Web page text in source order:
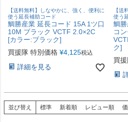
【送料無料】しなやかに、強く、便利に
使う延長補助コード
鯛勝産業 延長コード 15A 1ツ口
10M ブラック VCTF 2.0×2C
[カラー:ブラック]
買援隊 特別価格 ¥4,125税込
詳細を見る
【送
使う
鯛
コ
ク]
買
並び替え 標準 新着順 レビュー順